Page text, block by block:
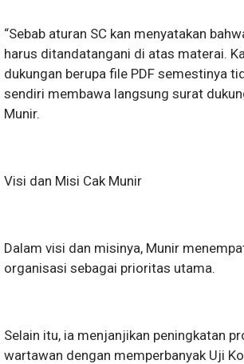
“Sebab aturan SC kan menyatakan
harus ditandatangani di atas materai.
dukungan berupa file PDF semestinya
sendiri membawa langsung surat
Munir.
Visi dan Misi Cak Munir
Dalam visi dan misinya, Munir
organisasi sebagai prioritas utama.
Selain itu, ia menjanjikan peningkatan
wartawan dengan memperbanyak Uji